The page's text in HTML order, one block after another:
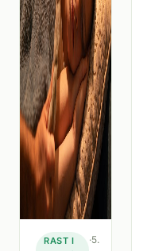
RAST I
·5.